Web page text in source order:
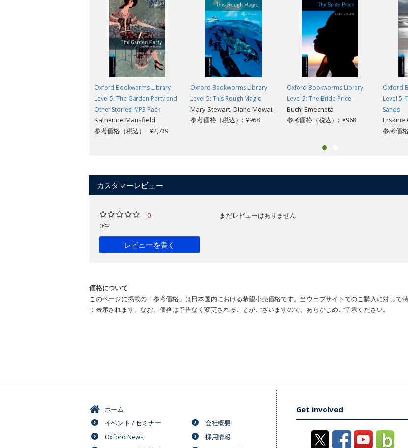
Oxford Bookworms Library
Level 5: The Garden Party and
Other Stories: MP3 Pack
Katherine Mansfield
参考価格（税込）: ¥2,739
Oxford Bookworms Library
Level 5: This Rough Magic
Mary Stewart; Diane Mowat
参考価格（税込）: ¥968
Oxford Bookworms Library
Level 5: The Bride Price
Buchi Emecheta
参考価格（税込）: ¥968
Oxford
Level 5:
Sands
Erskine
参考価
カスタマーレビュー
0
0件
レビューを書く
まだレビューはありません
価格について
このページに掲載の「参考価格」は日本国内における希望小売価格です。当ウェブサイトでのご購入に対して
て表示されます。なお、価格は予告なく変更されることがございますので、あらかじめご了承ください。
ホーム
イベント / セミナー
Oxford News
会社概要
採用情報
Get involved